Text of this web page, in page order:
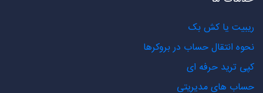
ریبیت یا کش بک
نحوه انتقال حساب در بروکرها
کپی ترید حرفه ای
حساب های مدیریتی